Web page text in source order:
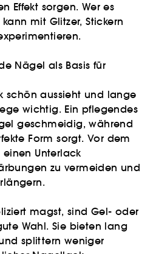
Effekt sorgen. Wer es
mit Glitzer, Stickern
Nägel als Basis für
schön aussieht und lange
wichtig. Ein pflegendes
geschmeidig, während
Form sorgt. Vor dem
einen Unterlack
zu vermeiden und
magst, sind Gel- oder
Wahl. Sie bieten lang
splittern weniger